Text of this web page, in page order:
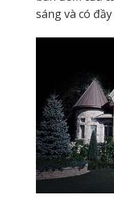
sáng và có